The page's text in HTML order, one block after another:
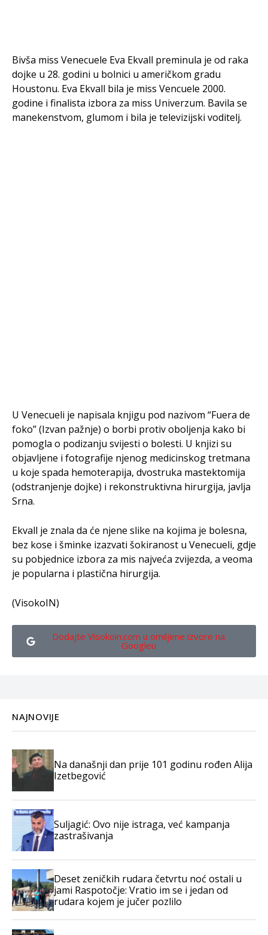
Bivša miss Venecuele Eva Ekvall preminula je od raka
dojke u 28. godini u bolnici u američkom gradu
Houstonu. Eva Ekvall bila je miss Vencuele 2000.
godine i finalista izbora za miss Univerzum. Bavila se
manekenstvom, glumom i bila je televizijski voditelj.
U Venecueli je napisala knjigu pod nazivom “Fuera de
foko” (Izvan pažnje) o borbi protiv oboljenja kako bi
pomogla o podizanju svijesti o bolesti. U knjizi su
objavljene i fotografije njenog medicinskog tretmana
u koje spada hemoterapija, dvostruka mastektomija
(odstranjenje dojke) i rekonstruktivna hirurgija, javlja
Srna.
Ekvall je znala da će njene slike na kojima je bolesna,
bez kose i šminke izazvati šokiranost u Venecueli, gdje
su pobjednice izbora za mis najveća zvijezda, a veoma
je popularna i plastična hirurgija.
(VisokoIN)
Dodajte Visokoin.com u omiljene izvore na
Googleu
NAJNOVIJE
Na današnji dan prije 101 godinu rođen Alija
Izetbegović
Suljagić: Ovo nije istraga, već kampanja
zastrašivanja
Deset zeničkih rudara četvrtu noć ostali u
jami Raspotočje: Vratio im se i jedan od
rudara kojem je jučer pozlilo